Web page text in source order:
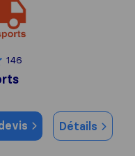
146
Détails